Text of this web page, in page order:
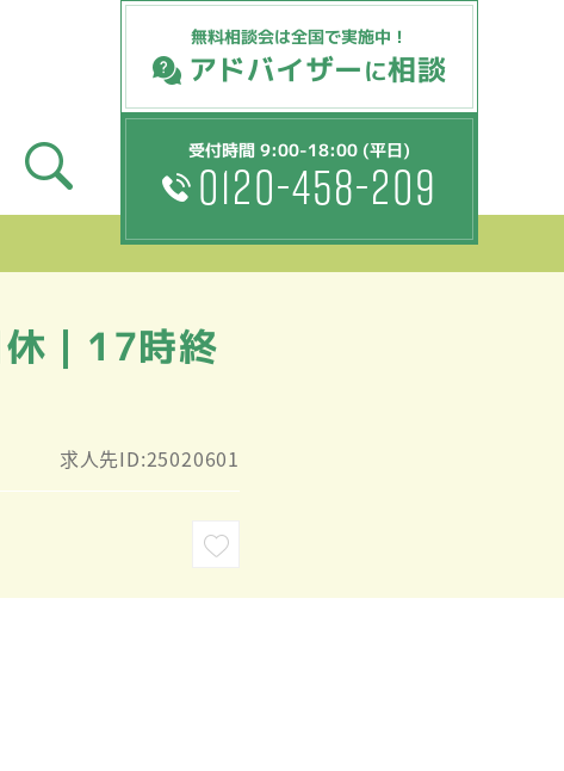
無料相談会は全国で実施中！
アドバイザーに相談
受付時間 9:00-18:00 (平日)
0120-458-209
休｜17時終
求人先ID:25020601